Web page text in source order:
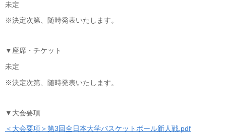
未定
※決定次第、随時発表いたします。
▼座席・チケット
未定
※決定次第、随時発表いたします。
▼大会要項
＜大会要項＞第3回全日本大学バスケットボール新人戦.pdf